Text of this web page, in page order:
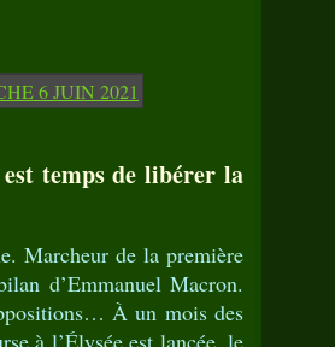
temps de libérer la
Marcheur de la première
d’Emmanuel Macron.
À un mois des
à l’Élysée est lancée, le